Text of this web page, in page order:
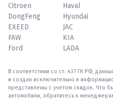
Citroen
DongFeng
EXEED
FAW
Ford
Haval
Hyundai
JAC
KIA
LADA
В соответствии со ст. 437 ГК РФ,
и создан исключительно в
представлены с учетом скидок. Что
автомобили, обратитесь к